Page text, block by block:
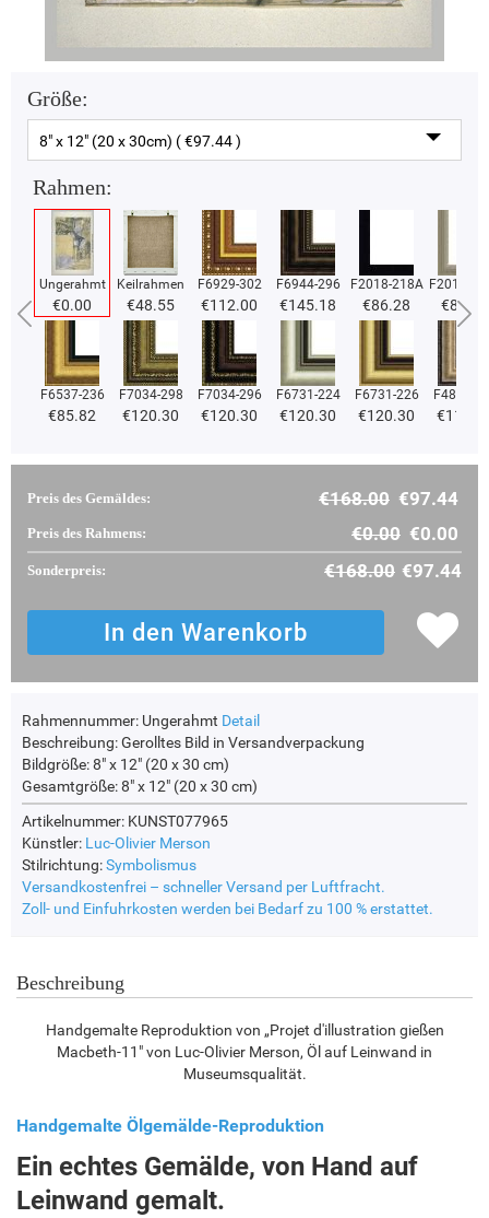
Größe:
8" x 12" (20 x 30cm) ( €97.44 )
Rahmen:
Ungerahmt
€0.00
Keilrahmen
€48.55
F6929-302
€112.00
F6944-296
€145.18
F2018-218A
€86.28
F2018-
€86.28
F6537-236
€85.82
F7034-298
€120.30
F7034-296
€120.30
F6731-224
€120.30
F6731-226
€120.30
F4827-
Preis des Gemäldes: €168.00 €97.44
Preis des Rahmens: €0.00 €0.00
Sonderpreis: €168.00 €97.44
Rahmennummer: Ungerahmt Detail
Beschreibung:Gerolltes Bild in Versandverpackung
Bildgröße:8" x 12" (20 x 30 cm)
Gesamtgröße:8" x 12" (20 x 30 cm)
Artikelnummer: KUNST077965
Künstler: Luc-Olivier Merson
Stilrichtung:Symbolismus
Versandkostenfrei – schneller Versand per Luftfracht.
Zoll- und Einfuhrkosten werden bei Bedarf zu 100 % erstattet.
Beschreibung
Handgemalte Reproduktion von „Projet d'illustration gießen
Macbeth-11" von Luc-Olivier Merson, Öl auf Leinwand in
Museumsqualität.
Handgemalte Ölgemälde-Reproduktion
Ein echtes Gemälde, von Hand auf
Leinwand gemalt.